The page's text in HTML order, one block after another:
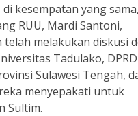
kesempatan yang
RUU, Mardi Santoni,
melakukan diskusi
Tadulako,
Sulawesi Tengah,
menyepakati untuk
Sultim.